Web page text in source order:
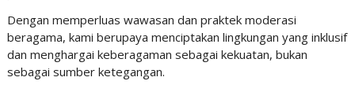
Dengan memperluas wawasan dan praktek moderasi
beragama, kami berupaya menciptakan lingkungan yang inklusif
dan menghargai keberagaman sebagai kekuatan, bukan
sebagai sumber ketegangan.